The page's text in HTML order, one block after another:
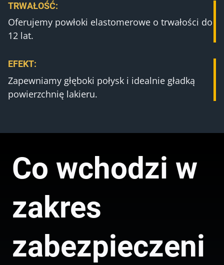
TRWAŁOŚĆ:
Oferujemy powłoki elastomerowe o trwałości do
12 lat.
EFEKT:
Zapewniamy głęboki połysk i idealnie gładką
powierzchnię lakieru.
Co wchodzi w
zakres
zabezpieczeni